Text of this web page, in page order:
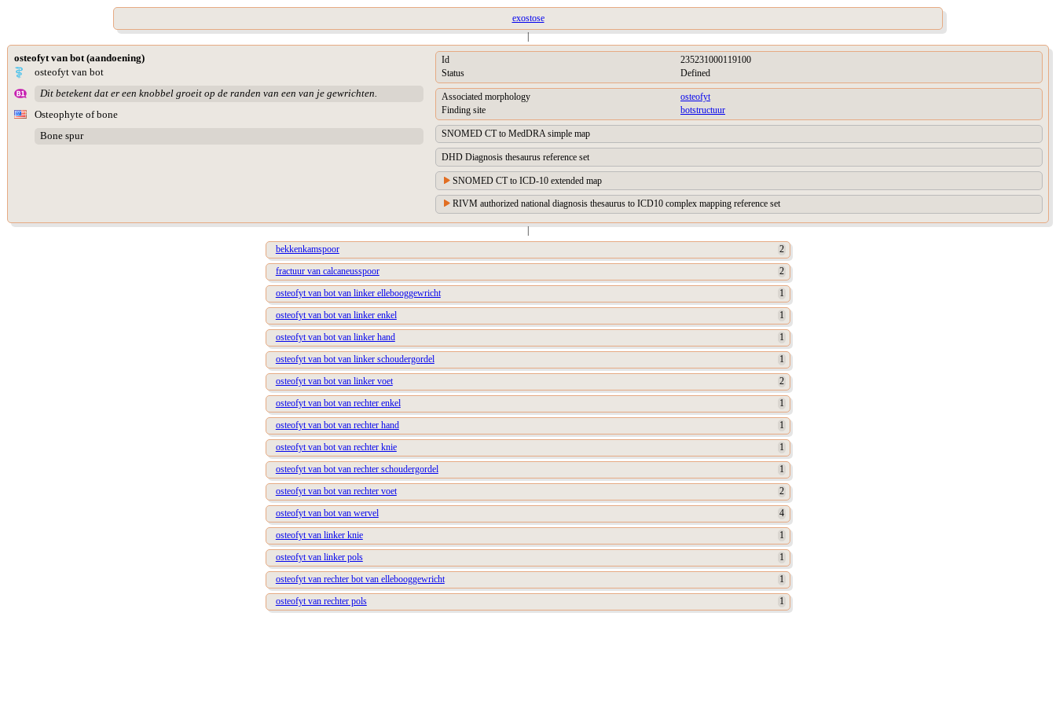
exostose
|
osteofyt van bot (aandoening)
osteofyt van bot
Dit betekent dat er een knobbel groeit op de randen van een van je gewrichten.
Osteophyte of bone
Bone spur
Id
235231000119100
Status
Defined
Associated morphology
osteofyt
Finding site
botstructuur
SNOMED CT to MedDRA simple map
DHD Diagnosis thesaurus reference set
SNOMED CT to ICD-10 extended map
RIVM authorized national diagnosis thesaurus to ICD10 complex mapping reference set
|
bekkenkamspoor
2
fractuur van calcaneusspoor
2
osteofyt van bot van linker ellebooggewricht
1
osteofyt van bot van linker enkel
1
osteofyt van bot van linker hand
1
osteofyt van bot van linker schoudergordel
1
osteofyt van bot van linker voet
2
osteofyt van bot van rechter enkel
1
osteofyt van bot van rechter hand
1
osteofyt van bot van rechter knie
1
osteofyt van bot van rechter schoudergordel
1
osteofyt van bot van rechter voet
2
osteofyt van bot van wervel
4
osteofyt van linker knie
1
osteofyt van linker pols
1
osteofyt van rechter bot van ellebooggewricht
1
osteofyt van rechter pols
1